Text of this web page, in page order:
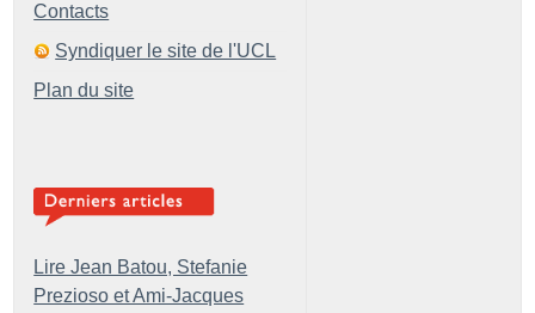
Contacts
Syndiquer le site de l'UCL
Plan du site
Lire Jean Batou, Stefanie
Prezioso et Ami-Jacques